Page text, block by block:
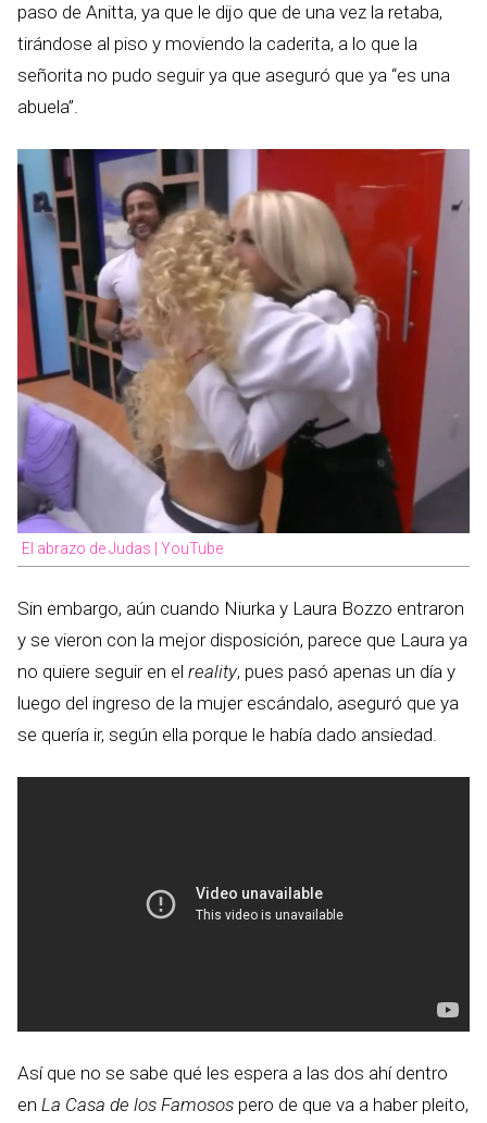
paso de Anitta, ya que le dijo que de una vez la retaba,
tirándose al piso y moviendo la caderita, a lo que la
señorita no pudo seguir ya que aseguró que ya “es una
abuela”.
El abrazo de Judas | YouTube
Sin embargo, aún cuando Niurka y Laura Bozzo entraron
y se vieron con la mejor disposición, parece que Laura ya
no quiere seguir en el reality, pues pasó apenas un día y
luego del ingreso de la mujer escándalo, aseguró que ya
se quería ir, según ella porque le había dado ansiedad.
Así que no se sabe qué les espera a las dos ahí dentro
en La Casa de los Famosos pero de que va a haber pleito,